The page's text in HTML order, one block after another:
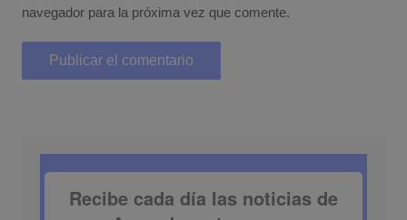
navegador para la próxima vez que comente.